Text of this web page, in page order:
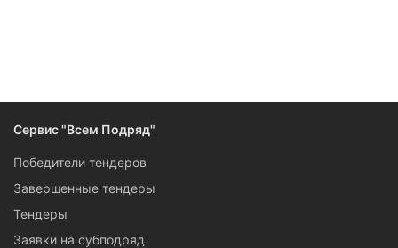
Сервис "Всем Подряд"
Победители тендеров
Завершенные тендеры
Тендеры
Заявки на субподряд